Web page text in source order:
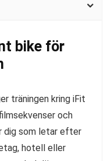
bike för
träningen kring iFit
och
dig som letar efter
hotell eller